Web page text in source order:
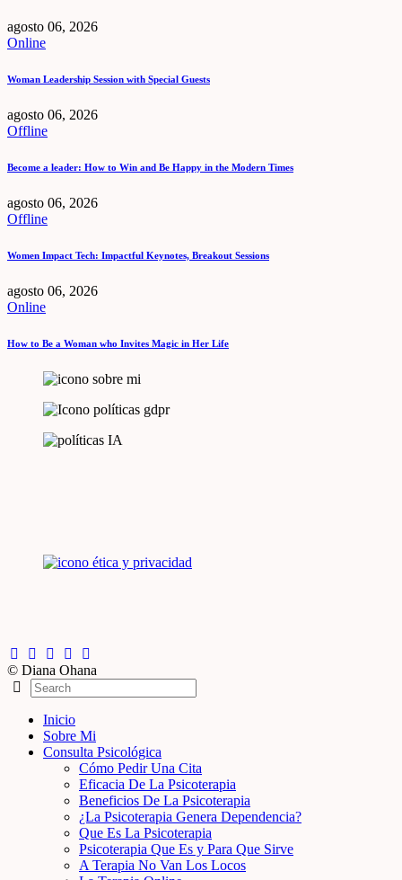
agosto 06, 2026
Online
Woman Leadership Session with Special Guests
agosto 06, 2026
Offline
Become a leader: How to Win and Be Happy in the Modern Times
agosto 06, 2026
Offline
Women Impact Tech: Impactful Keynotes, Breakout Sessions
agosto 06, 2026
Online
How to Be a Woman who Invites Magic in Her Life
© Diana Ohana
Inicio
Sobre Mi
Consulta Psicológica
Cómo Pedir Una Cita
Eficacia De La Psicoterapia
Beneficios De La Psicoterapia
¿La Psicoterapia Genera Dependencia?
Que Es La Psicoterapia
Psicoterapia Que Es y Para Que Sirve
A Terapia No Van Los Locos